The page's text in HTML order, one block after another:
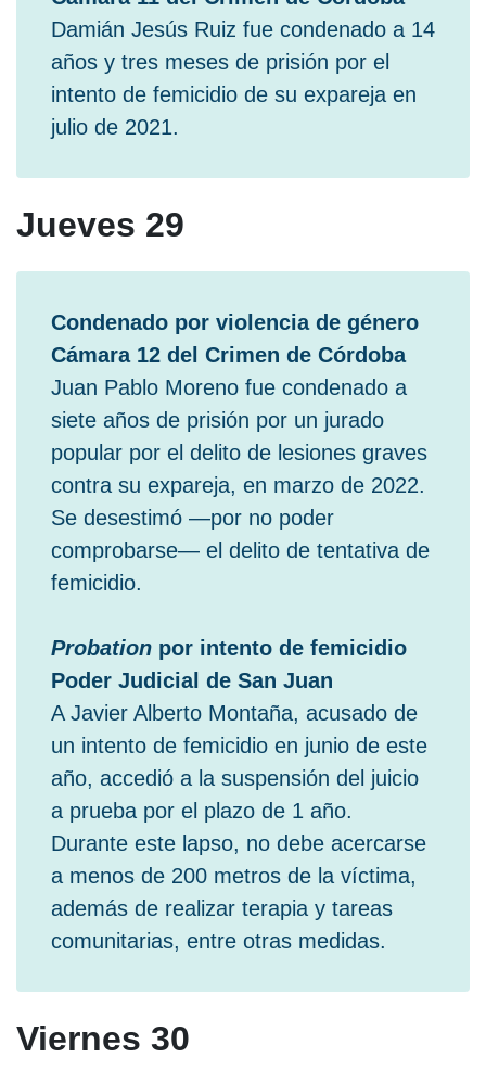
Damián Jesús Ruiz fue condenado a 14
años y tres meses de prisión por el
intento de femicidio de su expareja en
julio de 2021.
Jueves 29
Condenado por violencia de género
Cámara 12 del Crimen de Córdoba
Juan Pablo Moreno fue condenado a
siete años de prisión por un jurado
popular por el delito de lesiones graves
contra su expareja, en marzo de 2022.
Se desestimó —por no poder
comprobarse— el delito de tentativa de
femicidio.
Probation por intento de femicidio
Poder Judicial de San Juan
A Javier Alberto Montaña, acusado de
un intento de femicidio en junio de este
año, accedió a la suspensión del juicio
a prueba por el plazo de 1 año.
Durante este lapso, no debe acercarse
a menos de 200 metros de la víctima,
además de realizar terapia y tareas
comunitarias, entre otras medidas.
Viernes 30